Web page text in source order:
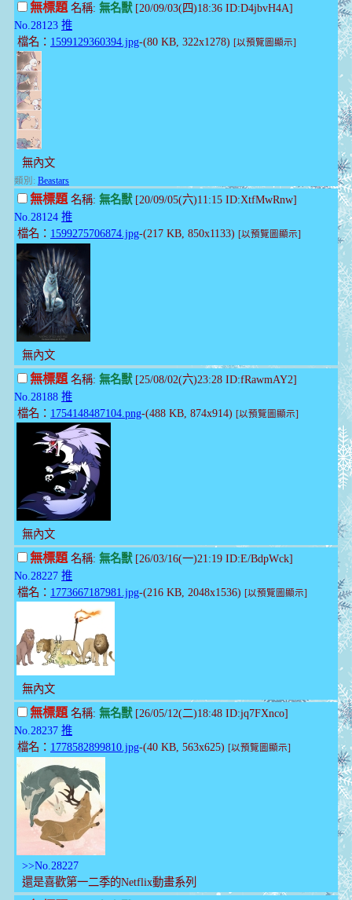
無標題名稱: 無名獸[20/09/03(四)18:36 ID:D4jbvH4A]
No.28123 推
檔名： 1599129360394.jpg-(80 KB, 322x1278) [以預覽圖顯示]
無內文
類別: Beastars
無標題名稱: 無名獸[20/09/05(六)11:15 ID:XtfMwRnw]
No.28124 推
檔名： 1599275706874.jpg-(217 KB, 850x1133) [以預覽圖顯示]
無內文
無標題名稱: 無名獸[25/08/02(六)23:28 ID:fRawmAY2]
No.28188 推
檔名： 1754148487104.png-(488 KB, 874x914) [以預覽圖顯示]
無內文
無標題名稱: 無名獸[26/03/16(一)21:19 ID:E/BdpWck]
No.28227 推
檔名： 1773667187981.jpg-(216 KB, 2048x1536) [以預覽圖顯示]
無內文
無標題名稱: 無名獸[26/05/12(二)18:48 ID:jq7FXnco]
No.28237 推
檔名： 1778582899810.jpg-(40 KB, 563x625) [以預覽圖顯示]
>>No.28227
還是喜歡第一二季的Netflix動畫系列